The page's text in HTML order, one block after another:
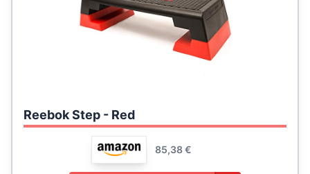
Reebok Step - Red
85,38 €